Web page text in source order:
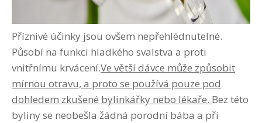
Příznivé účinky jsou ovšem nepřehlédnutelné.
Působí na funkci hladkého svalstva a proti
vnitřnímu krvácení.Ve větší dávce může způsobit
mírnou otravu, a proto se používá pouze pod
dohledem zkušené bylinkářky nebo lékaře. Bez této
byliny se neobešla žádná porodní bába a při